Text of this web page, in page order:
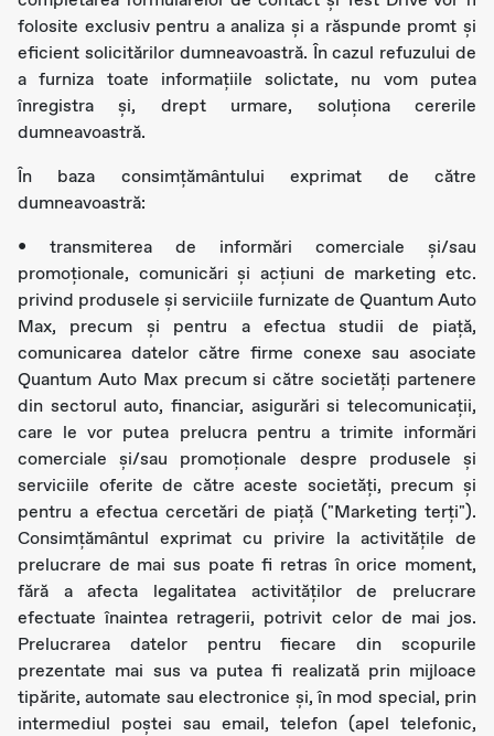
folosite exclusiv pentru a analiza și a răspunde promt și
eficient solicitărilor dumneavoastră. În cazul refuzului de
a furniza toate informațiile solictate, nu vom putea
înregistra și, drept urmare, soluționa cererile
dumneavoastră.
În baza consimțământului exprimat de către
dumneavoastră:
• transmiterea de informări comerciale şi/sau
promoţionale, comunicări și acțiuni de marketing etc.
privind produsele şi serviciile furnizate de Quantum Auto
Max, precum şi pentru a efectua studii de piaţă,
comunicarea datelor către firme conexe sau asociate
Quantum Auto Max precum si către societăți partenere
din sectorul auto, financiar, asigurări si telecomunicații,
care le vor putea prelucra pentru a trimite informări
comerciale şi/sau promoționale despre produsele şi
serviciile oferite de către aceste societăți, precum şi
pentru a efectua cercetări de piaţă ("Marketing terţi").
Consimțământul exprimat cu privire la activitățile de
prelucrare de mai sus poate fi retras în orice moment,
fără a afecta legalitatea activităților de prelucrare
efectuate înaintea retragerii, potrivit celor de mai jos.
Prelucrarea datelor pentru fiecare din scopurile
prezentate mai sus va putea fi realizată prin mijloace
tipărite, automate sau electronice şi, în mod special, prin
intermediul poştei sau email, telefon (apel telefonic,